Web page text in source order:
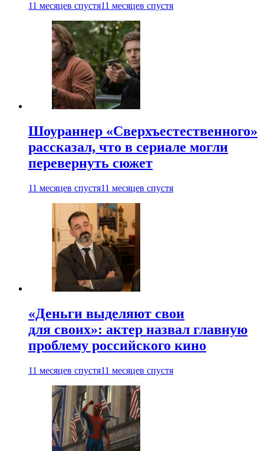
11 месяцев спустя11 месяцев спустя
Шоураннер «Сверхъестественного»
рассказал, что в сериале могли
перевернуть сюжет
11 месяцев спустя11 месяцев спустя
«Деньги выделяют свои
для своих»: актер назвал главную
проблему российского кино
11 месяцев спустя11 месяцев спустя